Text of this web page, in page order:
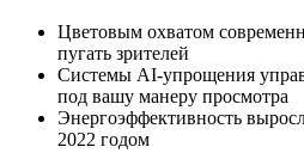
Цветовым охватом
пугать зрителей
Системы AI-упрощения
под вашу манеру просмотра
Энергоэффективность
2022 годом